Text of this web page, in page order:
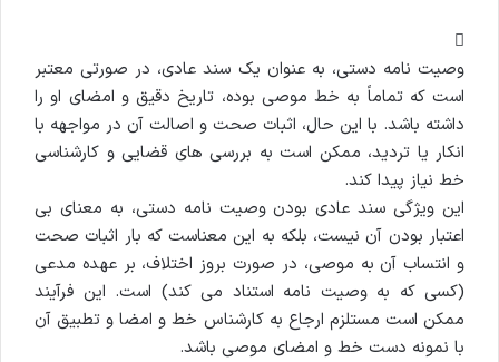
وصیت نامه دستی، به عنوان یک سند عادی، در صورتی معتبر
است که تماماً به خط موصی بوده، تاریخ دقیق و امضای او را
داشته باشد. با این حال، اثبات صحت و اصالت آن در مواجهه با
انکار یا تردید، ممکن است به بررسی های قضایی و کارشناسی
خط نیاز پیدا کند.
این ویژگی سند عادی بودن وصیت نامه دستی، به معنای بی
اعتبار بودن آن نیست، بلکه به این معناست که بار اثبات صحت
و انتساب آن به موصی، در صورت بروز اختلاف، بر عهده مدعی
(کسی که به وصیت نامه استناد می کند) است. این فرآیند
ممکن است مستلزم ارجاع به کارشناس خط و امضا و تطبیق آن
با نمونه دست خط و امضای موصی باشد.